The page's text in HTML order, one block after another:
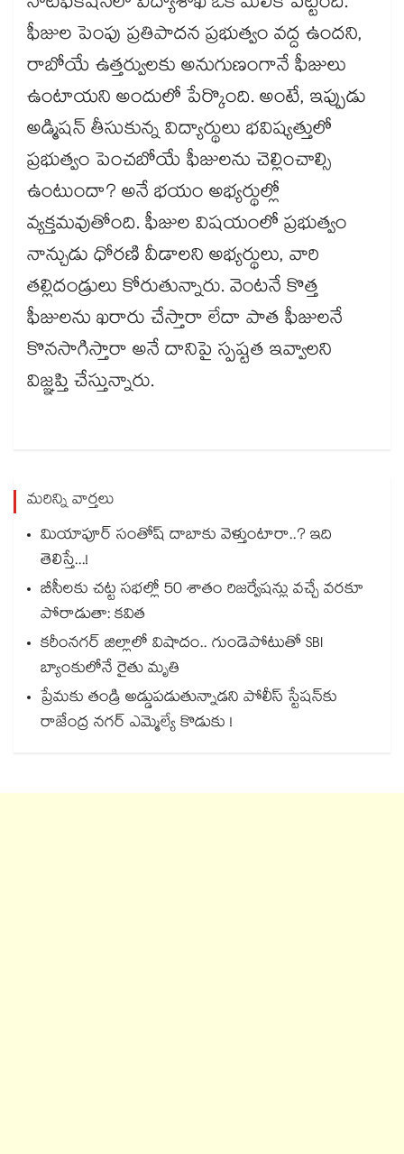
ఫీజుల పెంపు ప్రతిపాదన ప్రభుత్వం వద్ద ఉందని,
రాబోయే ఉత్తర్వులకు అనుగుణంగానే ఫీజులు
ఉంటాయని అందులో పేర్కొంది. అంటే, ఇప్పుడు
అడ్మిషన్ తీసుకున్న విద్యార్థులు భవిష్యత్తులో
ప్రభుత్వం పెంచబోయే ఫీజులను చెల్లించాల్సి
ఉంటుందా? అనే భయం అభ్యర్థుల్లో
వ్యక్తమవుతోంది. ఫీజుల విషయంలో ప్రభుత్వం
నాన్చుడు ధోరణి వీడాలని అభ్యర్థులు, వారి
తల్లిదండ్రులు కోరుతున్నారు. వెంటనే కొత్త
ఫీజులను ఖరారు చేస్తారా లేదా పాత ఫీజులనే
కొనసాగిస్తారా అనే దానిపై స్పష్టత ఇవ్వాలని
విజ్ఞప్తి చేస్తున్నారు.
మరిన్ని వార్తలు
మియాపూర్ సంతోష్ దాబాకు వెళ్తుంటారా..? ఇది
తెలిస్తే...!
బీసీలకు చట్ట సభల్లో 50 శాతం రిజర్వేషన్లు వచ్చే వరకూ
పోరాడుతా: కవిత
కరీంనగర్ జిల్లాలో విషాదం.. గుండెపోటుతో SBI
బ్యాంకులోనే రైతు మృతి
ప్రేమకు తండ్రి అడ్డుపడుతున్నాడని పోలీస్ స్టేషన్⁪కు
రాజేంద్ర నగర్ ఎమ్మెల్యే కొడుకు !